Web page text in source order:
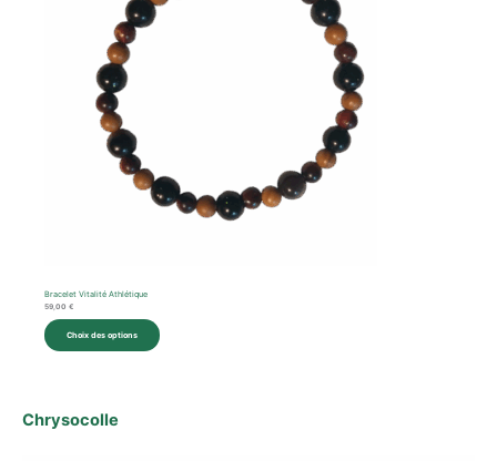
Bracelet Vitalité Athlétique
59,00 €
Choix des options
Chrysocolle